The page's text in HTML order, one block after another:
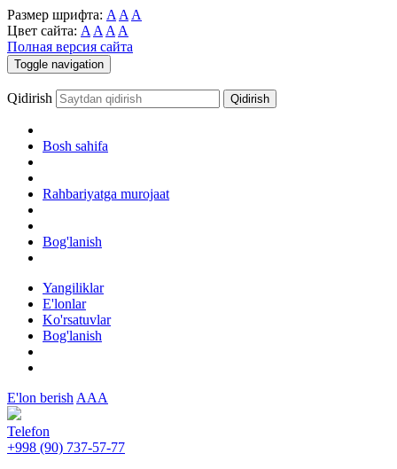
Размер шрифта: A A A
Цвет сайта: A A A A
Полная версия сайта
Toggle navigation
Qidirish
Bosh sahifa
Rahbariyatga murojaat
Bog'lanish
Yangiliklar
E'lonlar
Ko'rsatuvlar
Bog'lanish
E'lon berish AAA
Telefon
+998 (90) 737-57-77